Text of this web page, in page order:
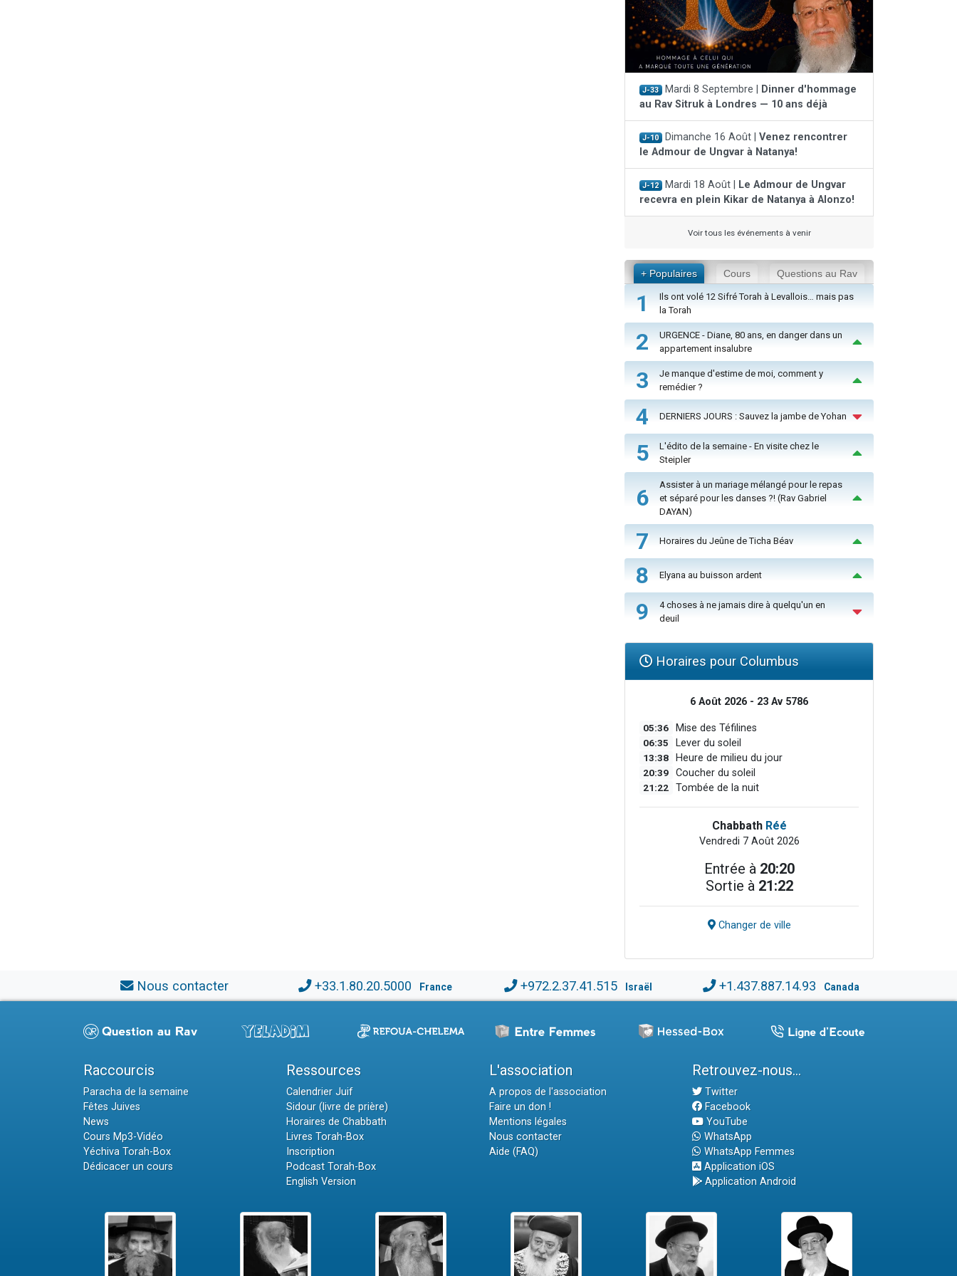
J-33 Mardi 8 Septembre |
Dinner d'hommage
au Rav Sitruk à Londres — 10 ans déjà
J-10 Dimanche 16 Août | Venez rencontrer
le Admour de Ungvar à Natanya!
J-12 Mardi 18 Août |
Le Admour de Ungvar
recevra en plein Kikar de Natanya à Alonzo!
Voir tous les événements à venir
+ Populaires Cours Questions au Rav
1
Ils ont volé 12 Sifré Torah à Levallois… mais pas
la Torah
2
URGENCE - Diane, 80 ans, en danger dans un
appartement insalubre
3
Je manque d'estime de moi, comment y
remédier ?
4 DERNIERS JOURS : Sauvez la jambe de Yohan
5
L'édito de la semaine - En visite chez le
Steipler
6
Assister à un mariage mélangé pour le repas
et séparé pour les danses ?! (Rav Gabriel
DAYAN)
7 Horaires du Jeûne de Ticha Béav
8 Elyana au buisson ardent
9
4 choses à ne jamais dire à quelqu'un en
deuil
Horaires pour Columbus
6 Août 2026 - 23 Av 5786
05:36 Mise des Téfilines
06:35 Lever du soleil
13:38 Heure de milieu du jour
20:39 Coucher du soleil
21:22 Tombée de la nuit
Chabbath Réé
Vendredi 7 Août 2026
Entrée à 20:20
Sortie à 21:22
Changer de ville
Nous contacter +33.1.80.20.5000 France +972.2.37.41.515 Israël +1.437.887.14.93 Canada
Raccourcis
Paracha de la semaine
Fêtes Juives
News
Cours Mp3-Vidéo
Yéchiva Torah-Box
Dédicacer un cours
Ressources
Calendrier Juif
Sidour (livre de prière)
Horaires de Chabbath
Livres Torah-Box
Inscription
Podcast Torah-Box
English Version
L'association
A propos de l'association
Faire un don !
Mentions légales
Nous contacter
Aide (FAQ)
Retrouvez-nous...
Twitter
Facebook
YouTube
WhatsApp
WhatsApp Femmes
Application iOS
Application Android